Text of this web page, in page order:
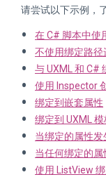
请尝试以下示例，
在 C# 脚本中使
不使用绑定路径
与 UXML 和 C#
使用 Inspector
绑定到嵌套属性
绑定到 UXML 模
当绑定的属性
当任何绑定的
使用 ListView